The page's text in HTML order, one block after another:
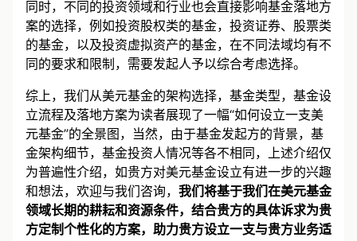
同时，不同的投资领域和行业也会直接影响基金落地方
案的选择，例如投资股权类的基金，投资证券、股票类
的基金，以及投资虚拟资产的基金，在不同法域均有不
综上，我们从美元基金的架构选择，基金类型，基金设
立流程及落地方案为读者展现了一幅“如何设立一支美
元基金”的全景图，当然，由于基金发起方的背景，基
金架构细节，基金投资人情况等各不相同，上述介绍仅
为普遍性介绍，如贵方对美元基金设立有进一步的兴趣
和想法，欢迎与我们咨询，我们将基于我们在美元基金
领域长期的耕耘和资源条件，结合贵方的具体诉求为贵